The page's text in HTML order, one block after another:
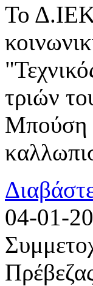
Το Δ.ΙΕΚ
τριών
Μπούση
04-01-